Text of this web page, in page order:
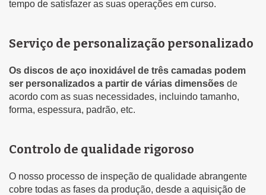
tempo de satisfazer as suas operações em curso.
Serviço de personalização personalizado
Os discos de aço inoxidável de três camadas podem
ser personalizados a partir de várias dimensões de
acordo com as suas necessidades, incluindo tamanho,
forma, espessura, padrão, etc.
Controlo de qualidade rigoroso
O nosso processo de inspeção de qualidade abrangente
cobre todas as fases da produção, desde a aquisição de